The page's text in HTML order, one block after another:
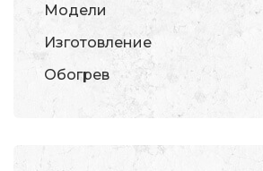
Модели
Изготовление
Обогрев